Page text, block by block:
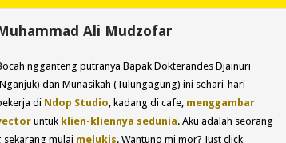
Ali Mudzofar
ngganteng putranya Bapak Dokterandes Djainuri
dan Munasikah (Tulungagung) ini sehari-hari
di Ndop Studio , kadang di cafe, menggambar
untuk klien-kliennya sedunia. Aku adalah seorang
sekarang mulai melukis. Wantuno mi mor? Just click